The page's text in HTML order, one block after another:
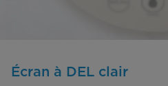
Écran à DEL clair